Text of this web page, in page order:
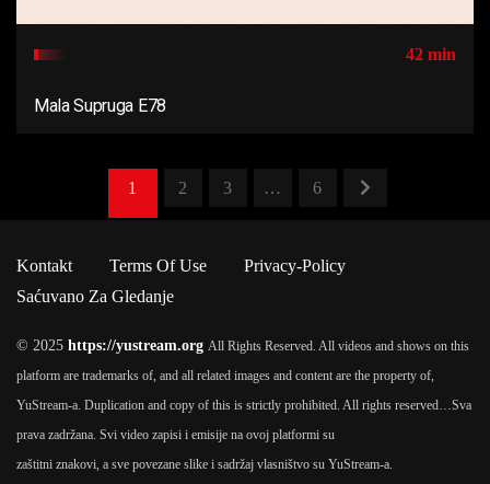
42 min
Mala Supruga E78
1 2 3 … 6
Kontakt Terms Of Use
Privacy-Policy
Saćuvano Za Gledanje
© 2025 https://yustream.org All Rights Reserved. All videos and shows on this
platform are trademarks of, and all related images and content are the property of,
YuStream-a. Duplication and copy of this is strictly prohibited. All rights reserved… Sva
prava zadržana. Svi video zapisi i emisije na ovoj platformi su
zaštitni znakovi, a sve povezane slike i sadržaj vlasništvo su YuStream-a.